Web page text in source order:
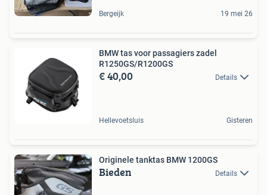
Bergeijk 19 mei 26
BMW tas voor passagiers zadel
R1250GS/R1200GS
€ 40,00 Details
Hellevoetsluis Gisteren
Originele tanktas BMW 1200GS
Bieden Details